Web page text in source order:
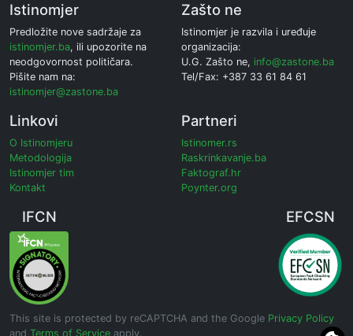
Istinomjer
Predložite nove sadržaje za
istinomjer.ba, ili upozorite na
neodgovornost političara.
Pišite nam na:
istinomjer@zastone.ba
Zašto ne
Istinomjer je razvila i uređuje
organizacija:
U.G. Zašto ne, info@zastone.ba
Tel/Fax: +387 33 61 84 61
Linkovi
O Istinomjeru
Metodologija
Istinomjer tim
Kontakt
Partneri
Istinomer.rs
Raskrinkavanje.ba
Faktograf.hr
Poynter.org
IFCN EFCSN
This site is protected by reCAPTCHA and the Google Privacy Policy
and Terms of Service apply.